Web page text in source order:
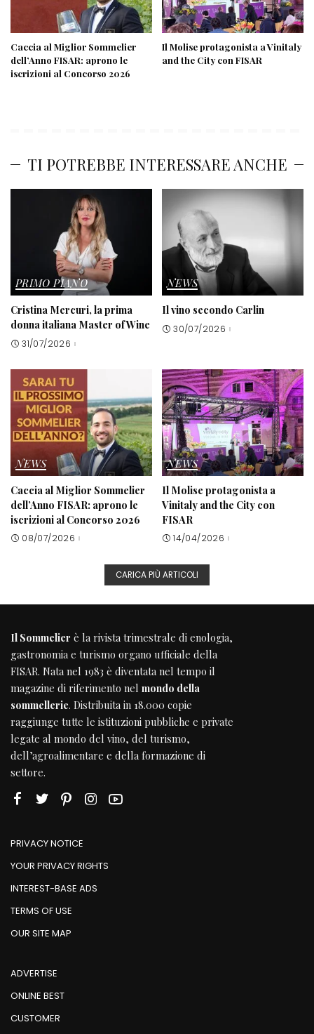
Caccia al Miglior Sommelier
dell’Anno FISAR: aprono le
iscrizioni al Concorso 2026
Il Molise protagonista a Vinitaly
and the City con FISAR
TI POTREBBE INTERESSARE ANCHE
PRIMO PIANO
Cristina Mercuri, la prima
donna italiana Master of Wine
31/07/2026
NEWS
Il vino secondo Carlin
30/07/2026
NEWS
Caccia al Miglior Sommelier
dell’Anno FISAR: aprono le
iscrizioni al Concorso 2026
08/07/2026
NEWS
Il Molise protagonista a
Vinitaly and the City con
FISAR
14/04/2026
CARICA PIÙ ARTICOLI
Il Sommelier è la rivista trimestrale di enologia,
gastronomia e turismo organo ufficiale della
FISAR. Nata nel 1983 è diventata nel tempo il
magazine di riferimento nel mondo della
sommellerie. Distribuita in 18.000 copie
raggiunge tutte le istituzioni pubbliche e private
legate al mondo del vino, del turismo,
dell’agroalimentare e della formazione di
settore.
PRIVACY NOTICE
YOUR PRIVACY RIGHTS
INTEREST-BASE ADS
TERMS OF USE
OUR SITE MAP
ADVERTISE
ONLINE BEST
CUSTOMER